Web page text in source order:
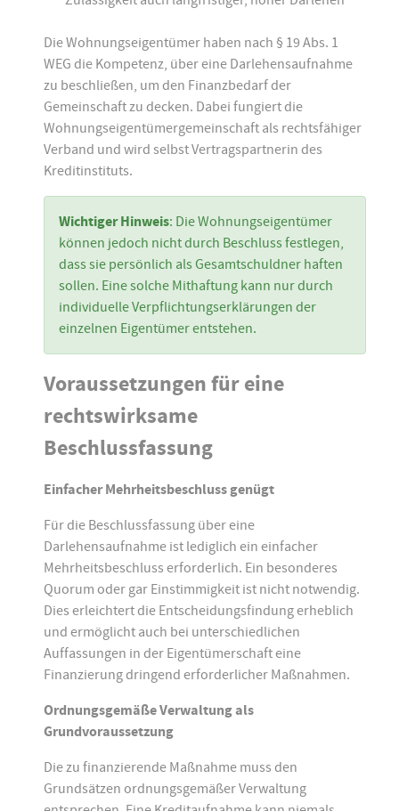
Die Wohnungseigentümer haben nach § 19 Abs. 1
WEG die Kompetenz, über eine Darlehensaufnahme
zu beschließen, um den Finanzbedarf der
Gemeinschaft zu decken. Dabei fungiert die
Wohnungseigentümergemeinschaft als rechtsfähiger
Verband und wird selbst Vertragspartnerin des
Kreditinstituts.
Wichtiger Hinweis: Die Wohnungseigentümer
können jedoch nicht durch Beschluss festlegen,
dass sie persönlich als Gesamtschuldner haften
sollen. Eine solche Mithaftung kann nur durch
individuelle Verpflichtungserklärungen der
einzelnen Eigentümer entstehen.
Voraussetzungen für eine
rechtswirksame
Beschlussfassung
Einfacher Mehrheitsbeschluss genügt
Für die Beschlussfassung über eine
Darlehensaufnahme ist lediglich ein einfacher
Mehrheitsbeschluss erforderlich. Ein besonderes
Quorum oder gar Einstimmigkeit ist nicht notwendig.
Dies erleichtert die Entscheidungsfindung erheblich
und ermöglicht auch bei unterschiedlichen
Auffassungen in der Eigentümerschaft eine
Finanzierung dringend erforderlicher Maßnahmen.
Ordnungsgemäße Verwaltung als
Grundvoraussetzung
Die zu finanzierende Maßnahme muss den
Grundsätzen ordnungsgemäßer Verwaltung